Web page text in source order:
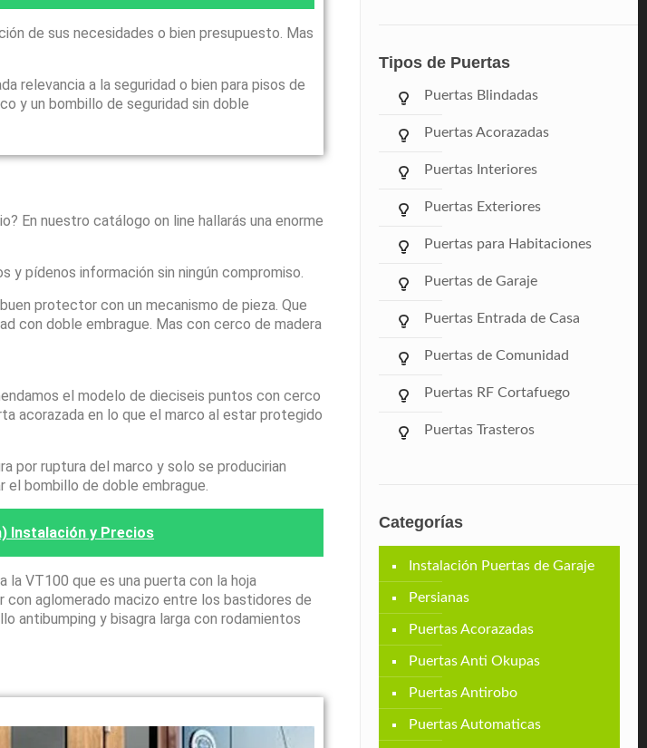
de sus necesidades o bien presupuesto. Mas
relevancia a la seguridad o bien para pisos de
y un bombillo de seguridad sin doble
En nuestro catálogo on line hallarás una enorme
pídenos información sin ningún compromiso.
protector con un mecanismo de pieza. Que
con doble embrague. Mas con cerco de madera
el modelo de dieciseis puntos con cerco
acorazada en lo que el marco al estar protegido
por ruptura del marco y solo se producirian
el bombillo de doble embrague.
Instalación y Precios
VT100 que es una puerta con la hoja
con aglomerado macizo entre los bastidores de
antibumping y bisagra larga con rodamientos
Tipos de Puertas
Puertas Blindadas
Puertas Acorazadas
Puertas Interiores
Puertas Exteriores
Puertas para Habitaciones
Puertas de Garaje
Puertas Entrada de Casa
Puertas de Comunidad
Puertas RF Cortafuego
Puertas Trasteros
Categorías
Instalación Puertas de Garaje
Persianas
Puertas Acorazadas
Puertas Anti Okupas
Puertas Antirobo
Puertas Automaticas